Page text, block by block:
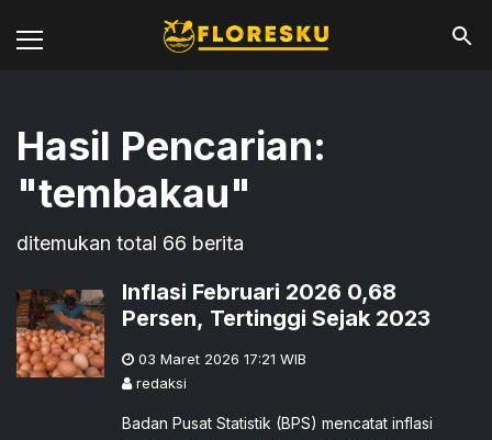
Hasil Pencarian:
"tembakau"
ditemukan total 66 berita
Inflasi Februari 2026 0,68
Persen, Tertinggi Sejak 2023
03 Maret 2026 17:21 WIB
redaksi
Badan Pusat Statistik (BPS) mencatat inflasi